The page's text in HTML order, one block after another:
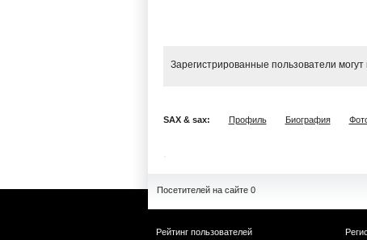
Зарегистрированные пользователи
SAX & sax: Профиль Биография
Посетителей на сайте 0
Рейтинг пользователей